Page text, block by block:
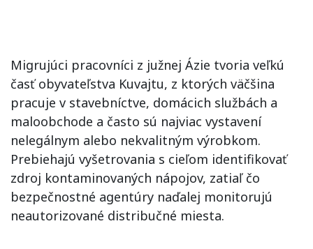
Migrujúci pracovníci z južnej Ázie tvoria veľkú
časť obyvateľstva Kuvajtu, z ktorých väčšina
pracuje v stavebníctve, domácich službách a
maloobchode a často sú najviac vystavení
nelegálnym alebo nekvalitným výrobkom.
Prebiehajú vyšetrovania s cieľom identifikovať
zdroj kontaminovaných nápojov, zatiaľ čo
bezpečnostné agentúry naďalej monitorujú
neautorizované distribučné miesta.